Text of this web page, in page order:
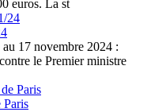
euros. La st
17 novembre 2024 :
le Premier ministre
Paris